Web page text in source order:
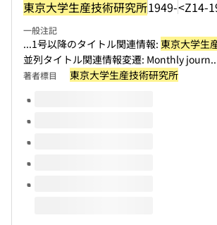
東京大学生産技術研究所1949-<Z14-
一般注記
...1号以降のタイトル関連情報: 東京大学生
並列タイトル関連情報変遷: Monthly
著者標目 東京大学生産技術研究所
このタイトルの巻号